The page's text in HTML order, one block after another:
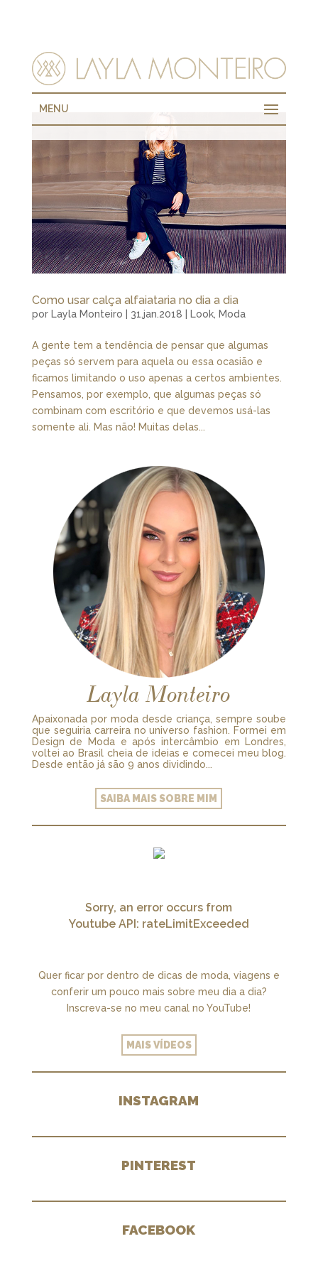
MENU
Como usar calça alfaiataria no dia a dia
por Layla Monteiro 31.jan.2018 Look, Moda
A gente tem a tendência de pensar que algumas
peças só servem para aquela ou essa ocasião e
ficamos limitando o uso apenas a certos ambientes.
Pensamos, por exemplo, que algumas peças só
combinam com escritório e que devemos usá-las
somente ali. Mas não! Muitas delas...
Layla Monteiro
Apaixonada por moda desde criança, sempre soube
que seguiria carreira no universo fashion. Formei em
Design de Moda e após intercâmbio em Londres,
voltei ao Brasil cheia de ideias e comecei meu blog.
Desde então já são 9 anos dividindo...
SAIBA MAIS SOBRE MIM
Sorry, an error occurs from
Youtube API: rateLimitExceeded
Quer ficar por dentro de dicas de moda, viagens e
conferir um pouco mais sobre meu dia a dia?
Inscreva-se no meu canal no YouTube!
MAIS VÍDEOS
INSTAGRAM
PINTEREST
FACEBOOK